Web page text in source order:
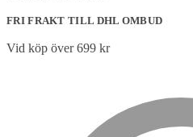
FRI FRAKT TILL DHL OMBUD
Vid köp över 699 kr